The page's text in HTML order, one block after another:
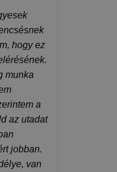
hogy ez
munka
a
az utadat
jobban.
van